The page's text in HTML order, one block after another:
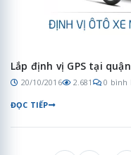
Lắp định vị GPS tại
20/10/2016 2.681 0 bình
ĐỌC TIẾP